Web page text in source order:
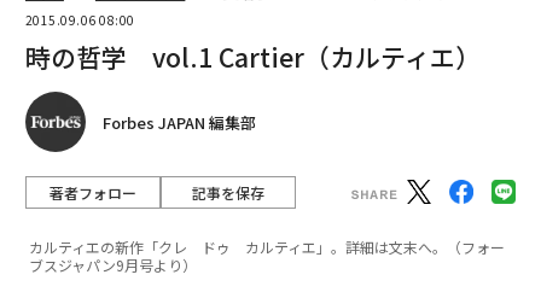
2015.09.06 08:00
時の哲学 vol.1 Cartier（カルティエ）
Forbes JAPAN 編集部
著者フォロー 記事を保存
カルティエの新作「クレ ドゥ カルティエ」。詳細は文末へ。（フォー
ブスジャパン9月号より）